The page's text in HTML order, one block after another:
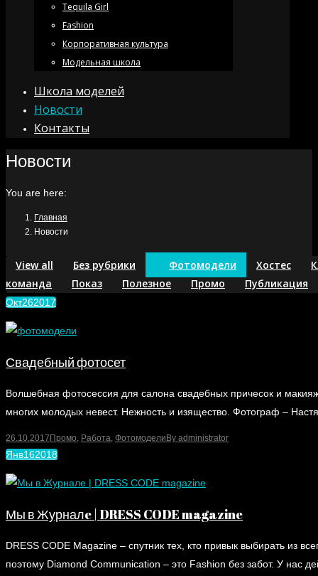
Tequila Girl
Fashion
Корпоративная культура
Модельная школа
Школа моделей
Новости
Контакты
Новости
You are here:
Главная
Новости
View all Без рубрики Фотомодели Хостес
команда
Показ Полезное Промо Публикация
Окт262017
Свадебный фотосет
Волшебная фотосессия для салона свадебных причесок и
многих молодых невест. Нежность и изящество. Фотограф –
26.10.2017 Промо, Работа, Фотомодели By administrator
Янв162018
Мы в Журналe | DRESS CODE magazine
DRESS CODE Magazine – спутник тех, кто привык выбирать из
поэтому Diamond Communication – это Fashion без забот. У нас